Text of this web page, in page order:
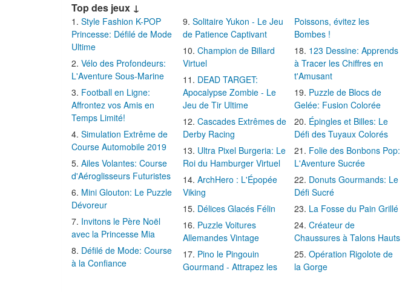
Top des jeux ↓
Style Fashion K-POP
Princesse: Défilé de Mode
Ultime
Vélo des Profondeurs:
L'Aventure Sous-Marine
Football en Ligne:
Affrontez vos Amis en
Temps Limité!
Simulation Extrême de
Course Automobile 2019
Ailes Volantes: Course
d'Aéroglisseurs Futuristes
Mini Glouton: Le Puzzle
Dévoreur
Invitons le Père Noël
avec la Princesse Mia
Défilé de Mode: Course
à la Confiance
Solitaire Yukon - Le Jeu
de Patience Captivant
Champion de Billard
Virtuel
DEAD TARGET:
Apocalypse Zombie - Le
Jeu de Tir Ultime
Cascades Extrêmes de
Derby Racing
Ultra Pixel Burgeria: Le
Roi du Hamburger Virtuel
ArchHero : L'Épopée
Viking
Délices Glacés Félin
Puzzle Voitures
Allemandes Vintage
Pino le Pingouin
Gourmand - Attrapez les
Poissons, évitez les
Bombes !
123 Dessine: Apprends
à Tracer les Chiffres en
t'Amusant
Puzzle de Blocs de
Gelée: Fusion Colorée
Épingles et Billes: Le
Défi des Tuyaux Colorés
Folie des Bonbons Pop:
L'Aventure Sucrée
Donuts Gourmands: Le
Défi Sucré
La Fosse du Pain Grillé
Créateur de
Chaussures à Talons Hauts
Opération Rigolote de
la Gorge